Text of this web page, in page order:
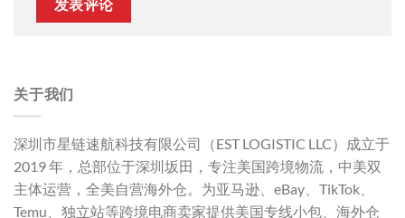
关于我们
深圳市星链速航科技有限公司（EST LOGISTIC LLC）成立于
2019 年，总部位于深圳坂田，专注美国跨境物流，中美双
主体运营，全美自营海外仓。为亚马逊、eBay、TikTok、
Temu、独立站等跨境电商卖家提供美国专线小包、海外仓